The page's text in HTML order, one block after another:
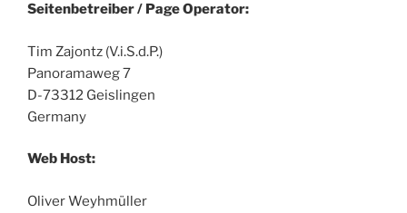
Seitenbetreiber / Page Operator:
Tim Zajontz (V.i.S.d.P.)
Panoramaweg 7
D-73312 Geislingen
Germany
Web Host:
Oliver Weyhmüller